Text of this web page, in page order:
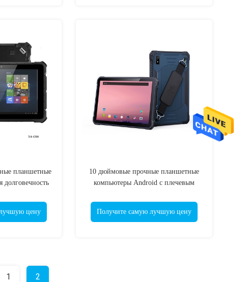
планшетные
долговечность
цену
10 дюймовые прочные планшетные
компьютеры Android с плечевым
Получите самую лучшую цену
1 2